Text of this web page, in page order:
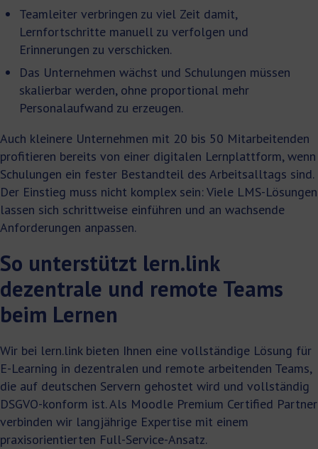
Teamleiter verbringen zu viel Zeit damit,
Lernfortschritte manuell zu verfolgen und
Erinnerungen zu verschicken.
Das Unternehmen wächst und Schulungen müssen
skalierbar werden, ohne proportional mehr
Personalaufwand zu erzeugen.
Auch kleinere Unternehmen mit 20 bis 50 Mitarbeitenden
profitieren bereits von einer digitalen Lernplattform, wenn
Schulungen ein fester Bestandteil des Arbeitsalltags sind.
Der Einstieg muss nicht komplex sein: Viele LMS-Lösungen
lassen sich schrittweise einführen und an wachsende
Anforderungen anpassen.
So unterstützt lern.link
dezentrale und remote Teams
beim Lernen
Wir bei lern.link bieten Ihnen eine vollständige Lösung für
E-Learning in dezentralen und remote arbeitenden Teams,
die auf deutschen Servern gehostet wird und vollständig
DSGVO-konform ist. Als Moodle Premium Certified Partner
verbinden wir langjährige Expertise mit einem
praxisorientierten Full-Service-Ansatz.